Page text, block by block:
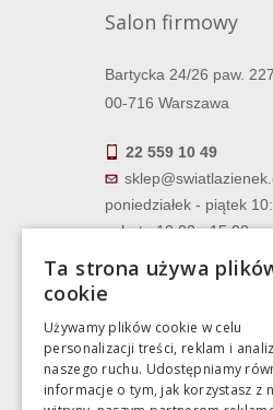
Salon firmowy
Bartycka 24/26 paw. 227
00-716 Warszawa
22 559 10 49
poniedziałek - piątek
sobota 10:00 - 15:00
Ta strona używa
cookie
Używamy plików cookie w celu
personalizacji treści, reklam i
naszego ruchu. Udostępniamy
informacje o tym, jak korzystasz z